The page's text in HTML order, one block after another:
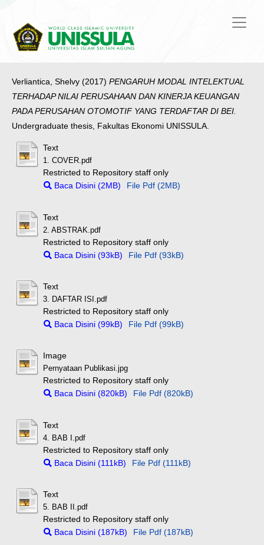
Verliantica, Shelvy (2017) PENGARUH MODAL INTELEKTUAL
TERHADAP NILAI PERUSAHAAN DAN KINERJA KEUANGAN
PADA PERUSAHAN OTOMOTIF YANG TERDAFTAR DI BEI.
Undergraduate thesis, Fakultas Ekonomi UNISSULA.
Text
1. COVER.pdf
Restricted to Repository staff only
Baca Disini (2MB)
File Pdf (2MB)
Text
2. ABSTRAK.pdf
Restricted to Repository staff only
Baca Disini (93kB)
File Pdf (93kB)
Text
3. DAFTAR ISI.pdf
Restricted to Repository staff only
Baca Disini (99kB)
File Pdf (99kB)
Image
Pernyataan Publikasi.jpg
Restricted to Repository staff only
Baca Disini (820kB)
File Pdf (820kB)
Text
4. BAB I.pdf
Restricted to Repository staff only
Baca Disini (111kB)
File Pdf (111kB)
Text
5. BAB II.pdf
Restricted to Repository staff only
Baca Disini (187kB)
File Pdf (187kB)